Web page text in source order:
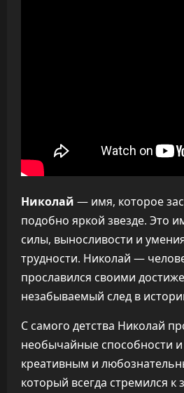
Николай — имя, которое
подобно яркой звезде. Это
силы, выносливости и
трудности. Николай —
прославился своими
незабываемый след в
С самого детства Николай
необычайные способности
креативным и
который всегда стремился